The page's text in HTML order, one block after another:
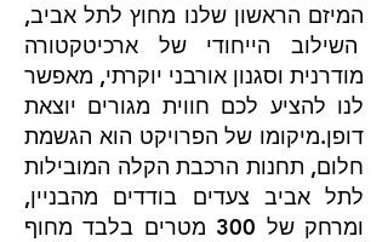
המיזם הראשון שלנו מחוץ לתל אביב,
השילוב הייחודי של ארכיטקטורה
מודרנית וסגנון אורבני יוקרתי, מאפשר
לנו להציע לכם חווית מגורים יוצאת
דופן.מיקומו של הפרויקט הוא הגשמת
חלום, תחנות הרכבת הקלה המובילות
לתל אביב צעדים בודדים מהבניין,
ומרחק של 300 מטרים בלבד מחוף